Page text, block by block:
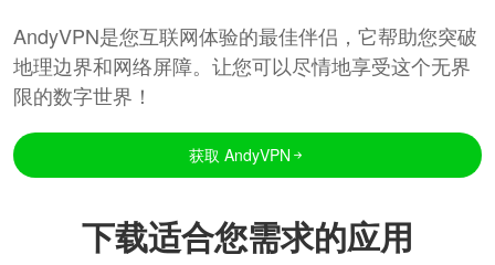
AndyVPN是您互联网体验的最佳伴侣，它帮助您突破
地理边界和网络屏障。让您可以尽情地享受这个无界
限的数字世界！
获取 AndyVPN
下载适合您需求的应用